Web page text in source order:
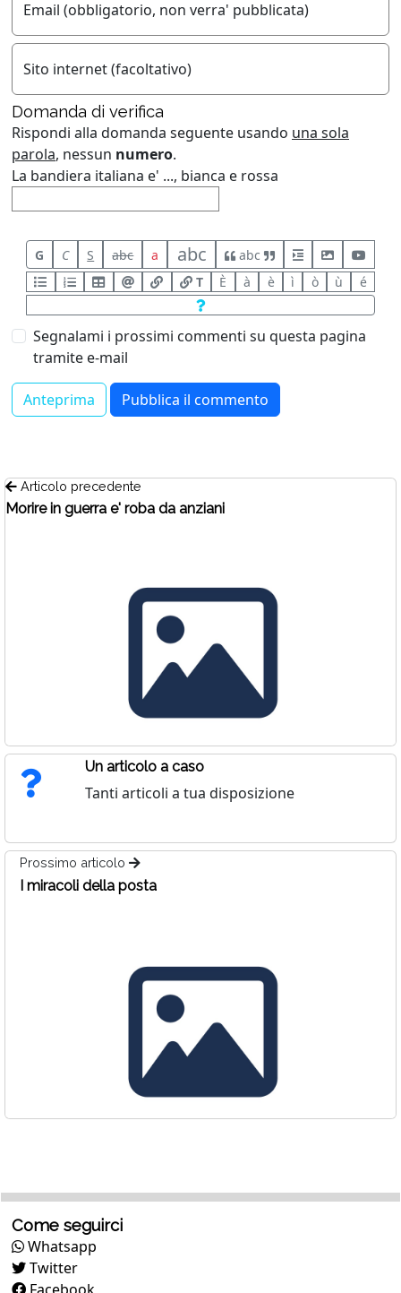
Email (obbligatorio, non verra' pubblicata)
Sito internet (facoltativo)
Domanda di verifica
Rispondi alla domanda seguente usando una sola
parola, nessun numero.
La bandiera italiana e' ..., bianca e rossa
G C S abc a abc
abc
T
È à è ì ò ù é
Segnalami i prossimi commenti su questa pagina
tramite e-mail
Articolo precedente
Morire in guerra e' roba da anziani
Un articolo a caso
Tanti articoli a tua disposizione
Prossimo articolo
I miracoli della posta
Come seguirci
Whatsapp
Twitter